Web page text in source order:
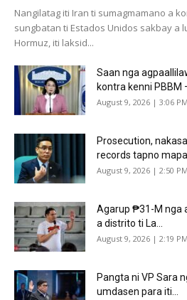
Nangilatag iti Iran ti sumagmamano a
sungbatan ti Estados Unidos sakbay a
Hormuz, iti laksid...
Saan nga
kontra kenni PBBM
August 9, 2026 | 3:06 PM
Prosecution,
records tapno
August 9, 2026 | 2:50 PM
Agarup ₱31-M nga
a distrito ti La...
August 9, 2026 | 2:19 PM
Pangta ni VP Sara
umdasen para iti...